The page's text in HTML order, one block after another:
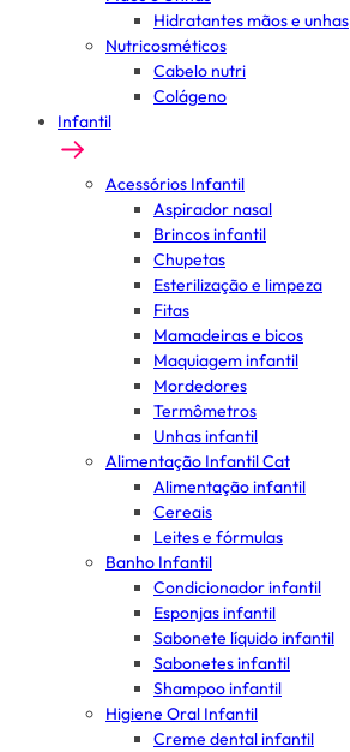
Hidratantes mãos e unhas
Nutricosméticos
Cabelo nutri
Colágeno
Infantil
Acessórios Infantil
Aspirador nasal
Brincos infantil
Chupetas
Esterilização e limpeza
Fitas
Mamadeiras e bicos
Maquiagem infantil
Mordedores
Termômetros
Unhas infantil
Alimentação Infantil Cat
Alimentação infantil
Cereais
Leites e fórmulas
Banho Infantil
Condicionador infantil
Esponjas infantil
Sabonete líquido infantil
Sabonetes infantil
Shampoo infantil
Higiene Oral Infantil
Creme dental infantil